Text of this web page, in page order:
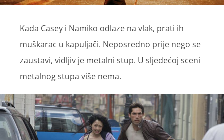
Kada Casey i Namiko odlaze na vlak, prati ih
muškarac u kapuljači. Neposredno prije nego se
zaustavi, vidljiv je metalni stup. U sljedećoj sceni
metalnog stupa više nema.